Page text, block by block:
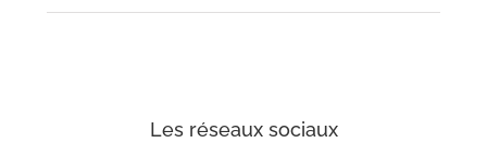
Les réseaux sociaux